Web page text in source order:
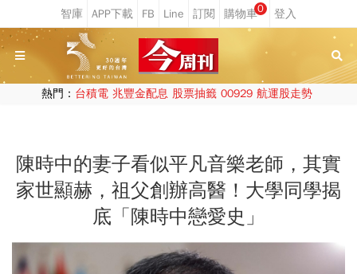
0
熱門： 台積電 兆豐金配息 股票抽籤 00929 航運股走勢
陳時中的妻子看似平凡音樂老師，其實
家世顯赫，祖父創辦高醫！大學同學揭
底「陳時中戀愛史」